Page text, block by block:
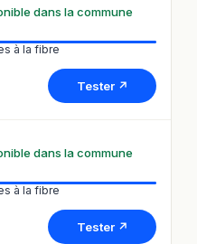
dans la commune
à la fibre
Tester ↗
dans la commune
à la fibre
Tester ↗